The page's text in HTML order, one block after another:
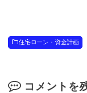
住宅ローン・資金計画
コメントを